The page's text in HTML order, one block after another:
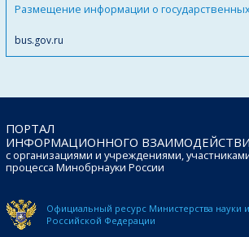
Размещение информации о
bus.gov.ru
ПОРТАЛ
ИНФОРМАЦИОННОГО
с организациями и учреждениями,
процесса Минобрнауки России
Официальный ресурс Министерства науки и
Российской Федерации